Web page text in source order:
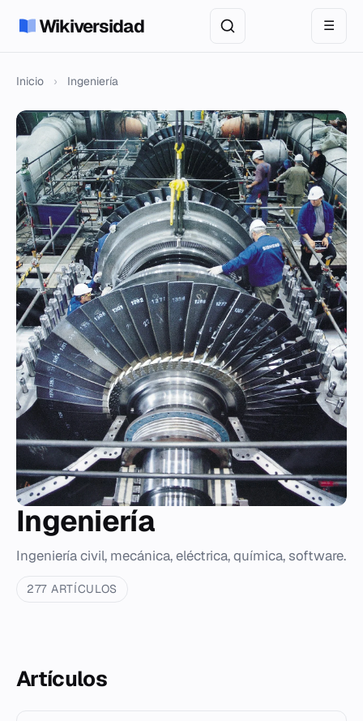
Wikiversidad ☰
Inicio › Ingeniería
Ingeniería
Ingeniería civil, mecánica, eléctrica, química, software.
277 ARTÍCULOS
Artículos